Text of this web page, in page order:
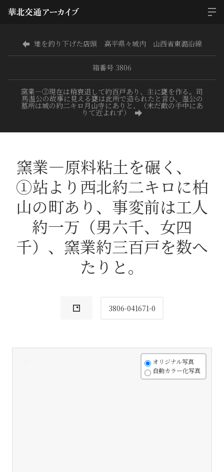
雉を釣り下げた店頭 高平県々城内 山西省東潞沿線
箱番号 3806
窯業―②現在は稍衰退して約百戸あり、主に甕を作る。司
馬温公の故事に見える甕は此所で造られたと言ひ、温公の
墓所は城の約二キロ月山寺にありと、（未だ敵の手中にあ
りて近よれず）
窯業―原料粘土を碾く、
①站より西北約二キロに柏
山の町あり、事変前は工人
約一万（男六千、女四
千）、窯業約三百戸を数へ
たりと。
3806-041671-0
オリジナル写真
自動カラー化写真